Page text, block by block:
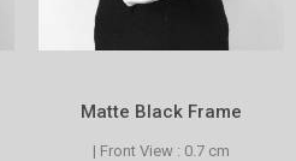
Matte Black Frame
| Front View : 0.7 cm